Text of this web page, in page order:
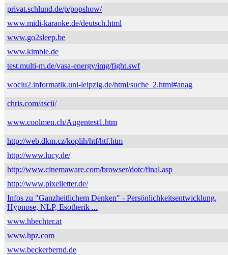
privat.schlund.de/p/popshow/
www.midi-karaoke.de/deutsch.html
www.go2sleep.be
www.kimble.de
test.multi-m.de/vasa-energy/img/fight.swf
woclu2.informatik.uni-leipzig.de/html/suche_2.html#anag
chris.com/ascii/
www.coolmen.ch/Augentest1.htm
http://web.dkm.cz/koplih/htf/htf.htm
http://www.lucy.de/
http://www.cinemaware.com/browser/dotc/final.asp
http://www.pixelletter.de/
Infos zu "Ganzheitlichem Denken" - Persönlichkeitsentwicklung,
Hypnose, NLP, Esotherik ...
www.hbechter.at
www.hpz.com
www.beckerbernd.de